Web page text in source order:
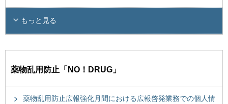
もっと見る
薬物乱用防止「NO！DRUG」
薬物乱用防止広報強化月間における広報啓発業務での個人情